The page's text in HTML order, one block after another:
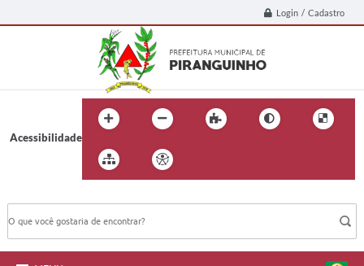
Login / Cadastro
Acessibilidade